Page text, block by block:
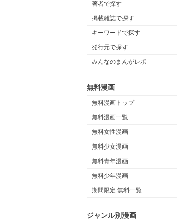
著者で探す
掲載雑誌で探す
キーワードで探す
発行元で探す
みんなのまんがレポ
無料漫画
無料漫画トップ
無料漫画一覧
無料女性漫画
無料少女漫画
無料青年漫画
無料少年漫画
期間限定 無料一覧
ジャンル別漫画